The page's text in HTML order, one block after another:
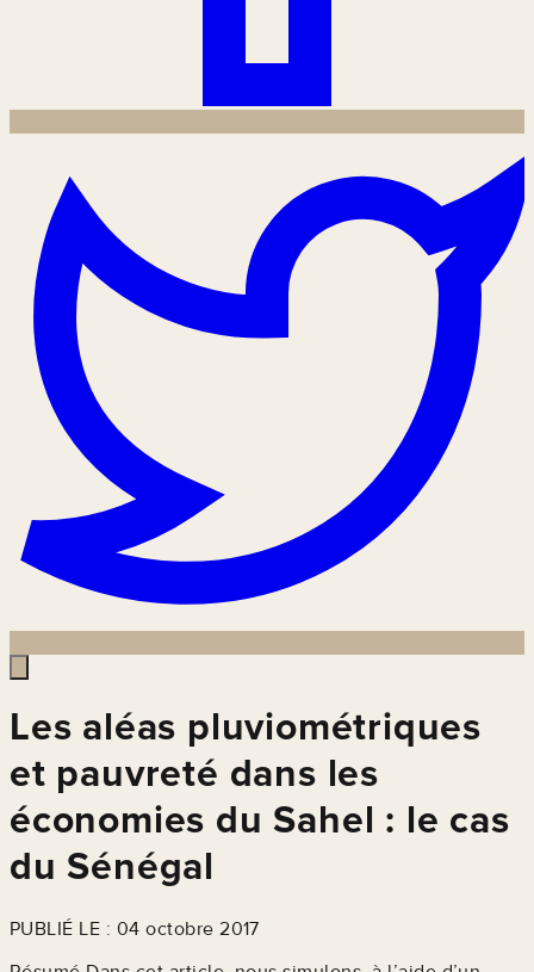
Les aléas pluviométriques
et pauvreté dans les
économies du Sahel : le cas
du Sénégal
PUBLIÉ LE : 04 octobre 2017